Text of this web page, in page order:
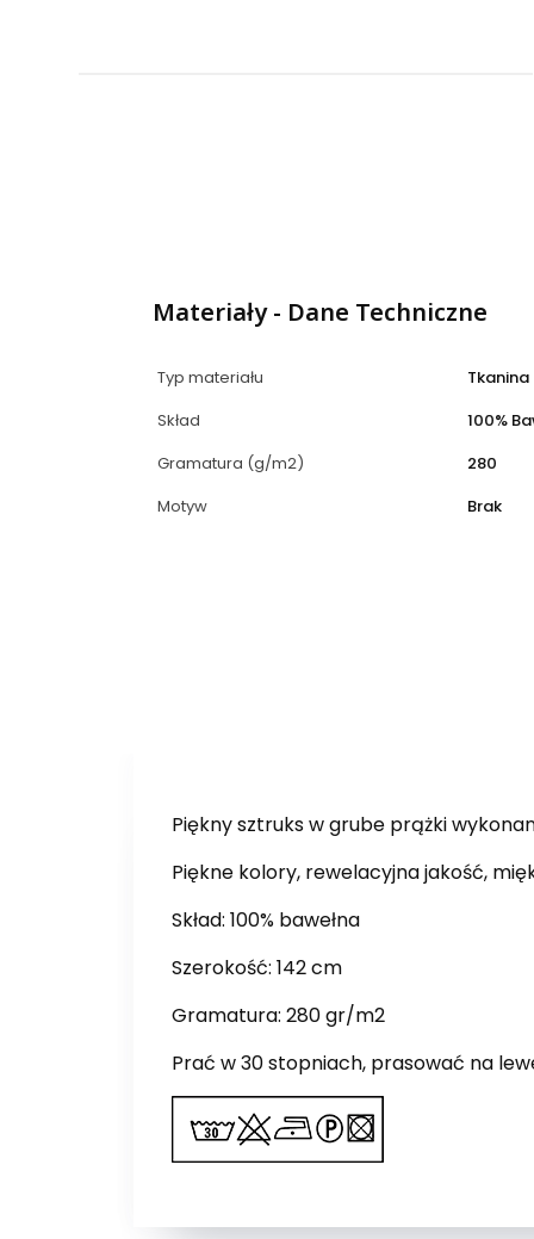
Materiały - Dane Techniczne
Typ materiału Tkanina
Skład
100%
Gramatura (g/m2)
280
Motyw
Brak
Piękny sztruks w grube prążki
Piękne kolory, rewelacyjna jakość,
Skład: 100% bawełna
Szerokość: 142 cm
Gramatura: 280 gr/m2
Prać w 30 stopniach, prasować na